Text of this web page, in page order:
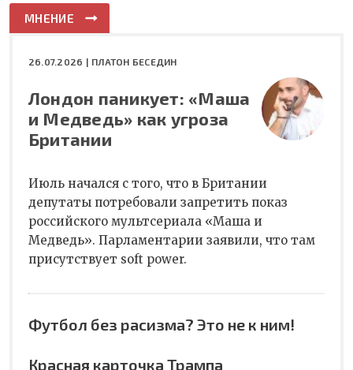
МНЕНИЕ
26.07.2026 | ПЛАТОН БЕСЕДИН
Лондон паникует: «Маша
и Медведь» как угроза
Британии
Июль начался с того, что в Британии
депутаты потребовали запретить показ
российского мультсериала «Маша и
Медведь». Парламентарии заявили, что там
присутствует soft power.
Футбол без расизма? Это не к ним!
Красная карточка Трампа